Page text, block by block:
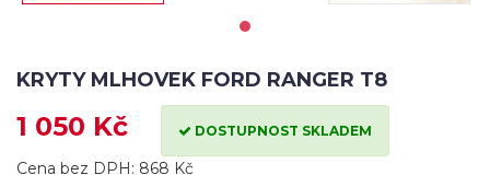
KRYTY MLHOVEK FORD RANGER T8
1 050 Kč DOSTUPNOST SKLADEM
Cena bez DPH: 868 Kč